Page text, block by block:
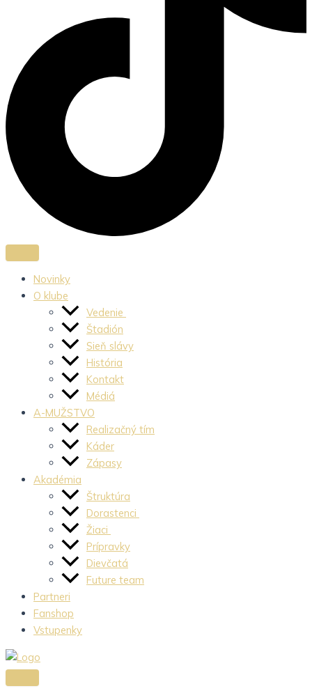
Novinky
O klube
Vedenie
Štadión
Sieň slávy
História
Kontakt
Médiá
A-MUŽSTVO
Realizačný tím
Káder
Zápasy
Akadémia
Štruktúra
Dorastenci
Žiaci
Prípravky
Dievčatá
Future team
Partneri
Fanshop
Vstupenky